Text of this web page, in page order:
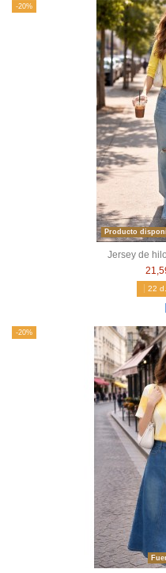
-20%
Producto
Jersey de
22 d.
-20%